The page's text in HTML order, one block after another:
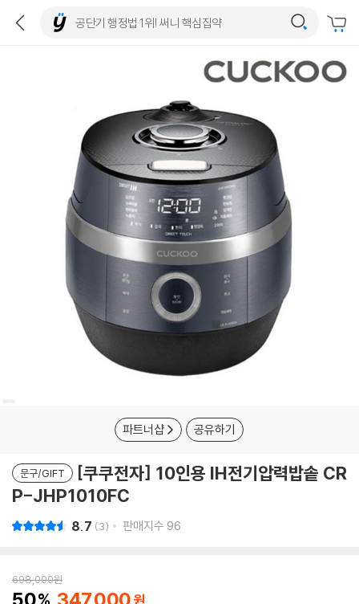
파트너샵 공유하기
문구/GIFT
[쿠쿠전자] 10인용 IH전기압력밥솥 CR
P-JHP1010FC
8.7 3 판매지수 96
698,000원
50 347,000